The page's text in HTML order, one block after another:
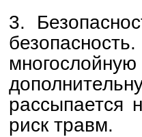
3.
рассыпается
риск травм.